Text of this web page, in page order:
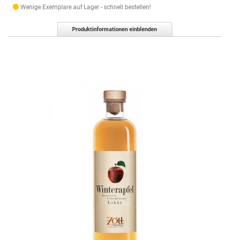
Wenige Exemplare auf Lager - schnell bestellen!
Produktinformationen einblenden